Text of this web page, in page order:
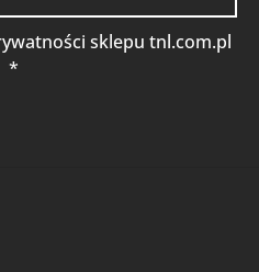
sklepu tnl.com.pl
*